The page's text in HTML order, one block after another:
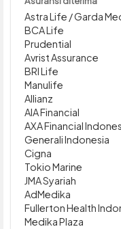
Astra Life / Garda
BCA Life
Prudential
Avrist Assurance
BRI Life
Manulife
Allianz
AIA Financial
AXA Financial
Generali Indonesia
Cigna
Tokio Marine
JMA Syariah
AdMedika
Fullerton Health
Medika Plaza